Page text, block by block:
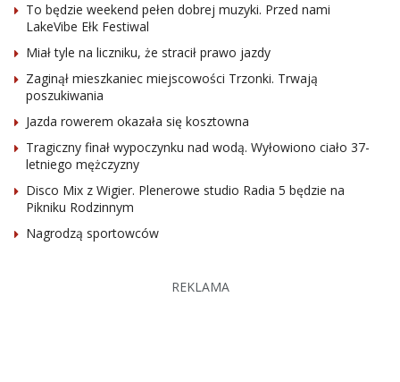
To będzie weekend pełen dobrej muzyki. Przed nami
LakeVibe Ełk Festiwal
Miał tyle na liczniku, że stracił prawo jazdy
Zaginął mieszkaniec miejscowości Trzonki. Trwają
poszukiwania
Jazda rowerem okazała się kosztowna
Tragiczny finał wypoczynku nad wodą. Wyłowiono ciało 37-
letniego mężczyzny
Disco Mix z Wigier. Plenerowe studio Radia 5 będzie na
Pikniku Rodzinnym
Nagrodzą sportowców
REKLAMA